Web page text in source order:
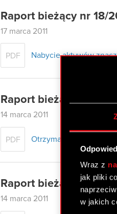
Wraz z
jak pliki
w jakich
Raport bieżący nr 18/
17 marca 2011
PDF Nabycie aktywów
Raport bieżący nr 23/
14 marca 2011
PDF Otrzymanie
Raport bieżący nr 22/
14 marca 2011